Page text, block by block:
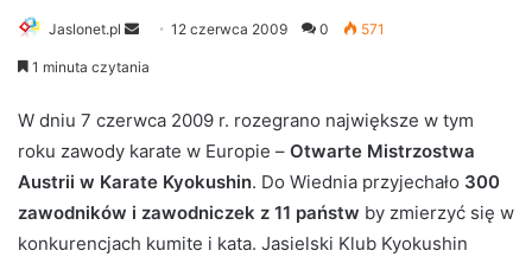
Jaslonet.pl
e
d
a
n
12 czerwca 2009 0 571
1 minuta czytania
W dniu 7 czerwca 2009 r. rozegrano największe w tym
roku zawody karate w Europie – Otwarte Mistrzostwa
Austrii w Karate Kyokushin. Do Wiednia przyjechało 300
zawodników i zawodniczek z 11 państw by zmierzyć się w
konkurencjach kumite i kata. Jasielski Klub Kyokushin